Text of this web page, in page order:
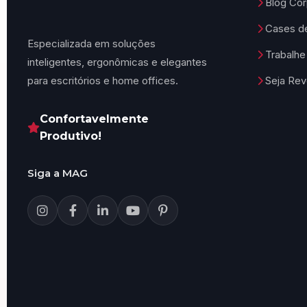
Especializada em soluções
inteligentes, ergonômicas e elegantes
para escritórios e home offices.
Confortavelmente
Produtivo!
Siga a MAG
Cases
Seja